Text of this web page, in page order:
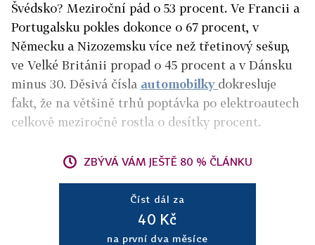
Švédsko? Meziroční pád o 53 procent. Ve Francii a
Portugalsku pokles dokonce o 67 procent, v
Německu a Nizozemsku více než třetinový sešup,
ve Velké Británii propad o 45 procent a v Dánsku
minus 30. Děsivá čísla automobilky dokresluje
fakt, že na většině trhů poptávka po elektroautech
celkově meziročně rostla o desítky procent.
ZBÝVÁ VÁM JEŠTĚ 80 % ČLÁNKU
Číst dál za
40 Kč
na první dva měsíce